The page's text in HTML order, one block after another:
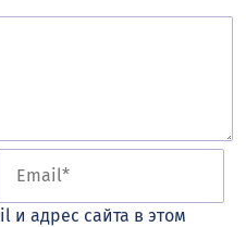
и адрес сайта в этом